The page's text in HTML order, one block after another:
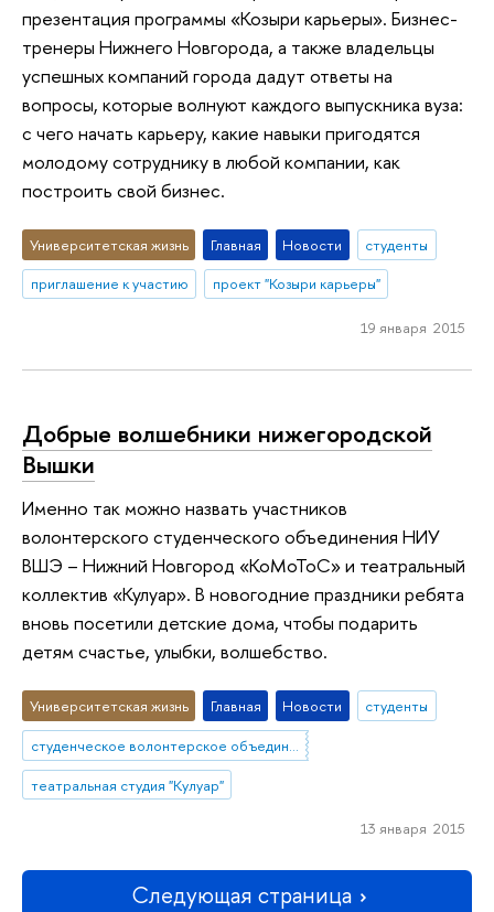
презентация программы «Козыри карьеры». Бизнес-
тренеры Нижнего Новгорода, а также владельцы
успешных компаний города дадут ответы на
вопросы, которые волнуют каждого выпускника вуза:
с чего начать карьеру, какие навыки пригодятся
молодому сотруднику в любой компании, как
построить свой бизнес.
Университетская жизнь Главная Новости
студенты
приглашение к участию
проект "Козыри карьеры"
19 января 2015
Добрые волшебники нижегородской
Вышки
Именно так можно назвать участников
волонтерского студенческого объединения НИУ
ВШЭ – Нижний Новгород «КоМоТоС» и театральный
коллектив «Кулуар». В новогодние праздники ребята
вновь посетили детские дома, чтобы подарить
детям счастье, улыбки, волшебство.
Университетская жизнь Главная Новости
студенты
студенческое волонтерское объединение "КоМоТоС"
театральная студия "Кулуар"
13 января 2015
Следующая страница